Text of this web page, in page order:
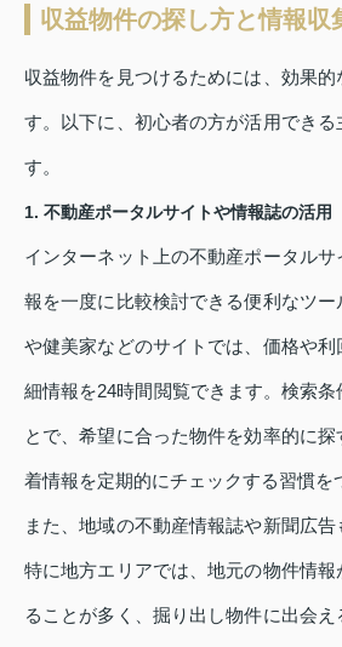
収益物件の探し方と情報収
収益物件を見つけるためには、効果
す。以下に、初心者の方が活用できる
す。
1. 不動産ポータルサイトや情報誌の活用
インターネット上の不動産ポータル
報を一度に比較検討できる便利なツ
や健美家などのサイトでは、価格や
細情報を24時間閲覧できます。検索条
とで、希望に合った物件を効率的に
着情報を定期的にチェックする習慣を
また、地域の不動産情報誌や新聞広告
特に地方エリアでは、地元の物件情
ることが多く、掘り出し物件に出会え